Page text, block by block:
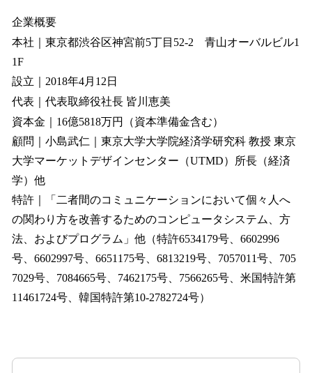
企業概要
本社｜東京都渋谷区神宮前5丁目52-2 青山オーバルビル1
1F
設立｜2018年4月12日
代表｜代表取締役社長 皆川恵美
資本金｜16億5818万円（資本準備金含む）
顧問｜小島武仁｜東京大学大学院経済学研究科 教授 東京
大学マーケットデザインセンター（UTMD）所長（経済
学）他
特許｜「二者間のコミュニケーションにおいて個々人へ
の関わり方を改善するためのコンピュータシステム、方
法、およびプログラム」他（特許6534179号、6602996
号、6602997号、6651175号、6813219号、7057011号、705
7029号、7084665号、7462175号、7566265号、米国特許第
11461724号、韓国特許第10-2782724号）